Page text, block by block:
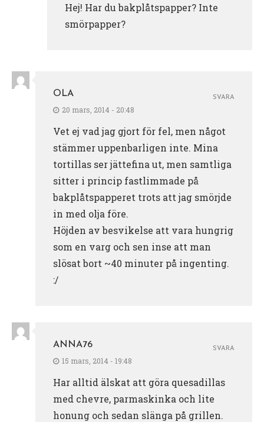
Hej! Har du bakplåtspapper? Inte
smörpapper?
OLA
20 mars, 2014 - 20:48
Vet ej vad jag gjort för fel, men något
stämmer uppenbarligen inte. Mina
tortillas ser jättefina ut, men samtliga
sitter i princip fastlimmade på
bakplåtspapperet trots att jag smörjde
in med olja före.
Höjden av besvikelse att vara hungrig
som en varg och sen inse att man
slösat bort ~40 minuter på ingenting.
:/
SVARA
ANNA76
15 mars, 2014 - 19:48
Har alltid älskat att göra quesadillas
med chevre, parmaskinka och lite
honung och sedan slänga på grillen.
SVARA